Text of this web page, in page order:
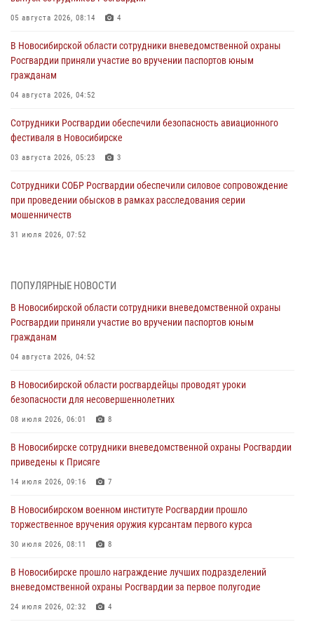
05 августа 2026, 08:14 4
В Новосибирской области сотрудники вневедомственной охраны
Росгвардии приняли участие во вручении паспортов юным
гражданам
04 августа 2026, 04:52
Сотрудники Росгвардии обеспечили безопасность авиационного
фестиваля в Новосибирске
03 августа 2026, 05:23 3
Сотрудники СОБР Росгвардии обеспечили силовое сопровождение
при проведении обысков в рамках расследования серии
мошенничеств
31 июля 2026, 07:52
При силовой поддержке бойцов ОМОН и СОБР Росгвардии
пресечена деятельность группы лиц, причастных к мошенничеству
в сфере страхования
В Новосибирске сотрудниками вневедомственной охраны
Росгвардии задержан гражданин, находящийся в розыске
В Новосибирске военнослужащие отряда спецназа «Ермак»
Росгвардии провели занятия по беспарашютному десантированию
В Новосибирске военнослужащие Росгвардии почтили память детей
– жертв войны в Донбассе
ПОПУЛЯРНЫЕ НОВОСТИ
В Новосибирской области сотрудники вневедомственной охраны
Росгвардии приняли участие во вручении паспортов юным
гражданам
04 августа 2026, 04:52
В Новосибирской области росгвардейцы проводят уроки
безопасности для несовершеннолетних
08 июля 2026, 06:01 8
В Новосибирске сотрудники вневедомственной охраны Росгвардии
приведены к Присяге
14 июля 2026, 09:16 7
В Новосибирском военном институте Росгвардии прошло
торжественное вручения оружия курсантам первого курса
30 июля 2026, 08:11 8
В Новосибирске прошло награждение лучших подразделений
вневедомственной охраны Росгвардии за первое полугодие
24 июля 2026, 02:32 4